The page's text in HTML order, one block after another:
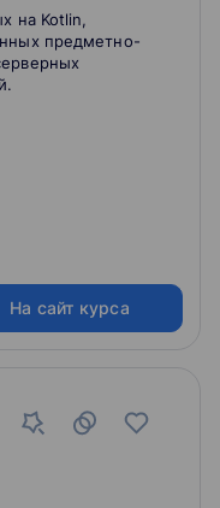
на Kotlin,
предметно-
На сайт курса